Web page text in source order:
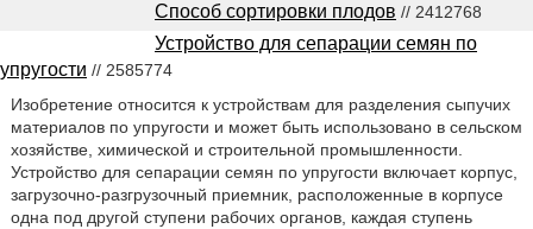
Способ сортировки плодов // 2412768
Устройство для сепарации семян по
упругости // 2585774
Изобретение относится к устройствам для разделения сыпучих
материалов по упругости и может быть использовано в сельском
хозяйстве, химической и строительной промышленности.
Устройство для сепарации семян по упругости включает корпус,
загрузочно-разгрузочный приемник, расположенные в корпусе
одна под другой ступени рабочих органов, каждая ступень